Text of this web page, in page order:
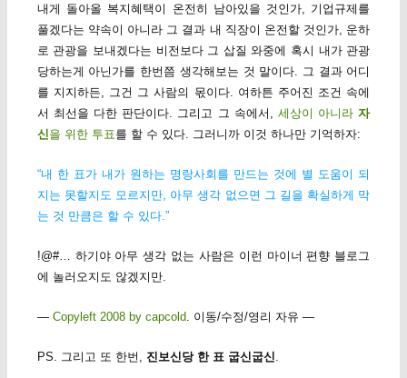
내게 돌아올 복지혜택이 온전히 남아있을 것인가, 기업규제를
풀겠다는 약속이 아니라 그 결과 내 직장이 온전할 것인가, 운하
로 관광을 보내겠다는 비전보다 그 삽질 와중에 혹시 내가 관광
당하는게 아닌가를 한번쯤 생각해보는 것 말이다. 그 결과 어디
를 지지하든, 그건 그 사람의 몫이다. 여하튼 주어진 조건 속에
서 최선을 다한 판단이다. 그리고 그 속에서, 세상이 아니라자
신 을 위한 투표를 할 수 있다. 그러니까 이것 하나만 기억하자:
“내 한 표가 내가 원하는 명랑사회를 만드는 것에 별 도움이 되
지는 못할지도 모르지만, 아무 생각 없으면 그 길을 확실하게 막
는 것 만큼은 할 수 있다.”
!@#… 하기야 아무 생각 없는 사람은 이런 마이너 편향 블로그
에 놀러오지도 않겠지만.
— Copyleft 2008 by capcold. 이동/수정/영리 자유 —
PS. 그리고 또 한번, 진보신당 한 표 굽신굽신.